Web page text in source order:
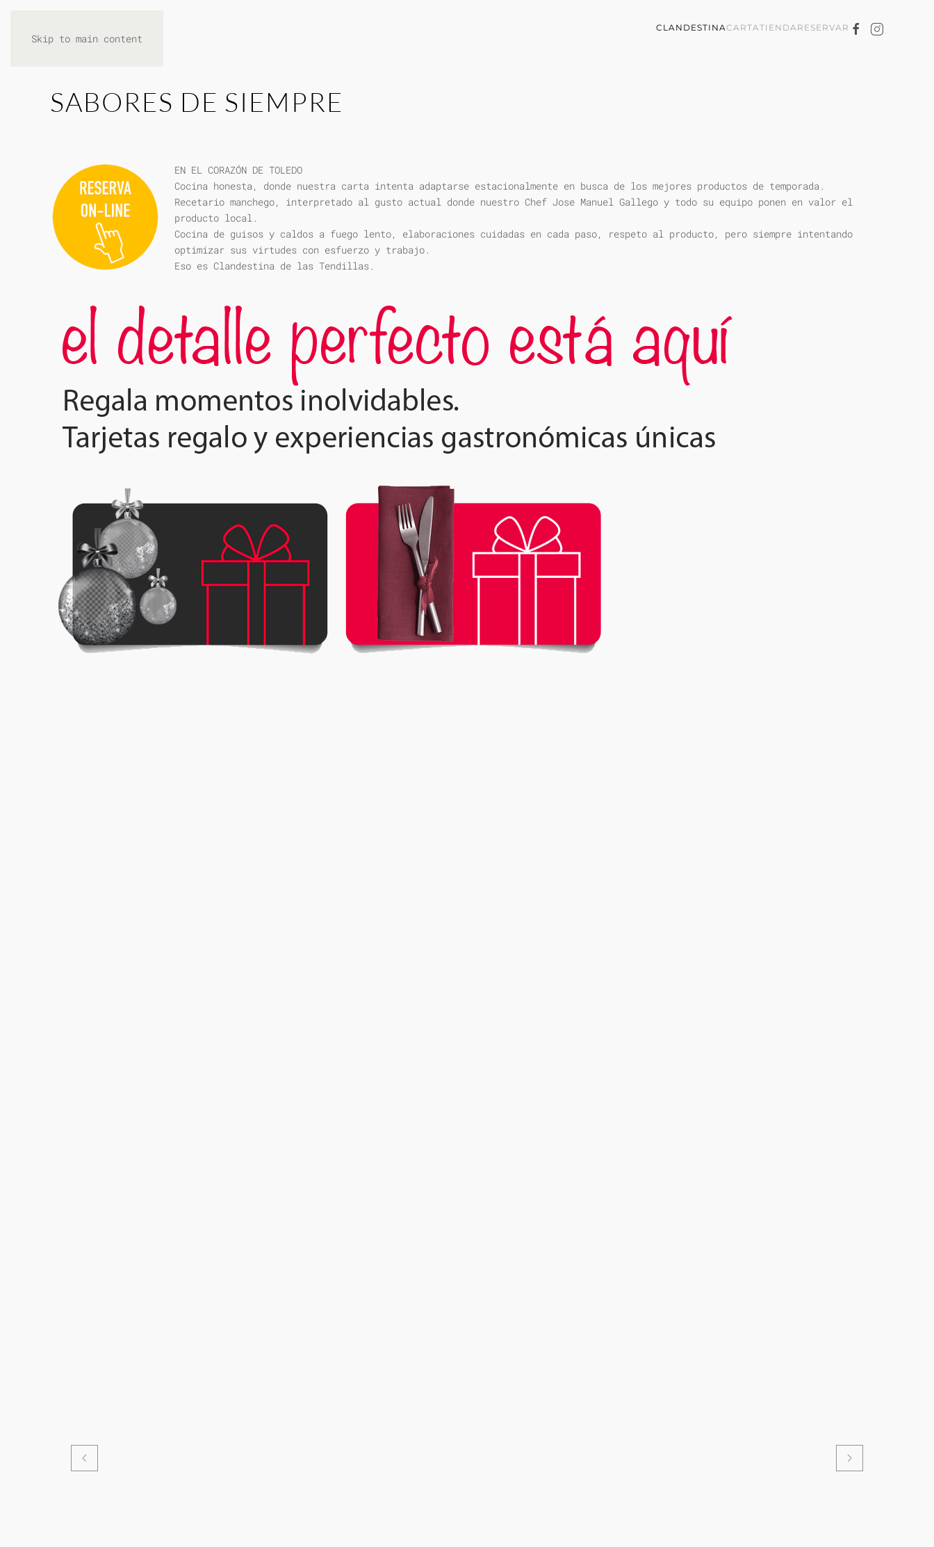
Skip to main content
CLANDESTINACARTATIENDARESERVAR
SABORES DE SIEMPRE
EN EL CORAZÓN DE TOLEDO
Cocina honesta, donde nuestra carta intenta adaptarse estacionalmente en busca de los mejores productos de temporada.
Recetario manchego, interpretado al gusto actual donde nuestro Chef Jose Manuel Gallego y todo su equipo ponen en valor el
producto local.
Cocina de guisos y caldos a fuego lento, elaboraciones cuidadas en cada paso, respeto al producto, pero siempre intentando
optimizar sus virtudes con esfuerzo y trabajo.
Eso es Clandestina de las Tendillas.